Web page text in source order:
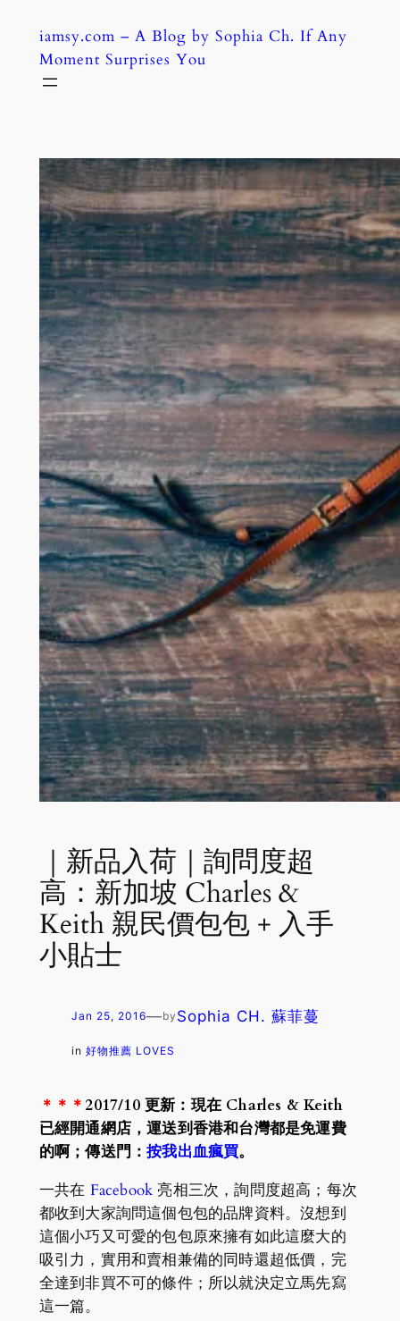
content
iamsy.com – A Blog by Sophia Ch. If Any
Moment Surprises You
｜新品入荷｜詢問度超
高：新加坡 Charles &
Keith 親民價包包 + 入手
小貼士
Jan 25, 2016—by Sophia CH. 蘇菲蔓
in 好物推薦 LOVES
＊＊＊2017/10 更新：現在 Charles & Keith
已經開通網店，運送到香港和台灣都是免運費
的啊；傳送門：按我出血瘋買。
一共在 Facebook 亮相三次，詢問度超高；每次
都收到大家詢問這個包包的品牌資料。沒想到
這個小巧又可愛的包包原來擁有如此這麼大的
吸引力，實用和賣相兼備的同時還超低價，完
全達到非買不可的條件；所以就決定立馬先寫
這一篇。